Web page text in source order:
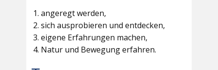
angeregt werden,
sich ausprobieren und entdecken,
eigene Erfahrungen machen,
Natur und Bewegung erfahren.